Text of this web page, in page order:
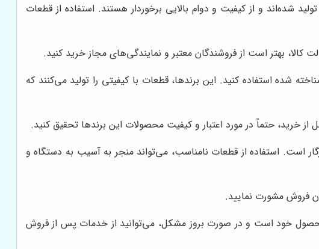
شده‌اند و از کیفیت و دوام بالایی برخوردار هستند. استفاده از قطعات
بهتر است از فروشندگان معتبر و نمایندگی‌های مجاز خرید کنید.
شده استفاده کنید. این برندها، قطعات با کیفیتی را تولید می‌کنند که
است. استفاده از قطعات نامناسب، می‌تواند منجر به آسیب به دستگاه و
فروش مشورت نمایید.
محصول خود است و در صورت بروز مشکل، می‌توانید از خدمات پس از فروش